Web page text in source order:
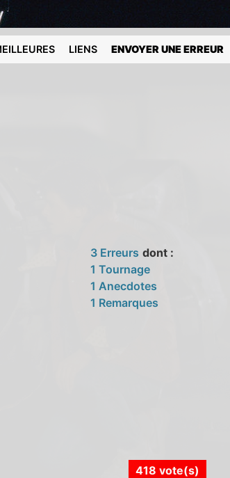
LIENS ENVOYER UNE ERREUR
3 Erreurs dont :
1 Tournage
1 Anecdotes
1 Remarques
418 vote(s)